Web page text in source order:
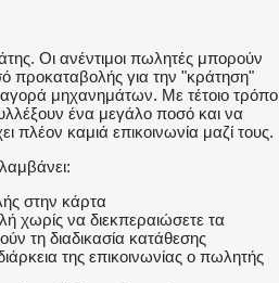
Οι ανέντιμοι πωλητές μπορούν
προκαταβολής για την "κράτηση"
αγορά μηχανημάτων. Με τέτοιο τρόπο
ένα μεγάλο ποσό και να
πλέον καμιά επικοινωνία μαζί τους.
στην κάρτα
χωρίς να διεκπεραιώσετε τα
τη διαδικασία κατάθεσης
της επικοινωνίας ο πωλητής